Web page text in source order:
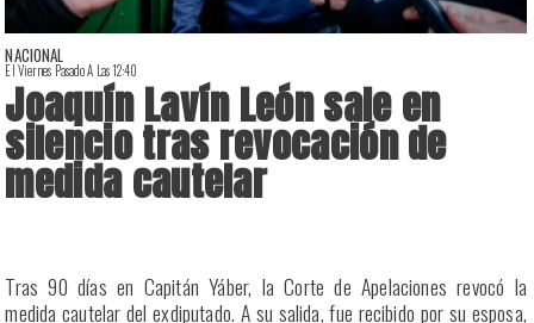
NACIONAL
El Viernes Pasado A Las 12:40
Joaquín Lavín León sale en
silencio tras revocación de
medida cautelar
Tras 90 días en Capitán Yáber, la Corte de Apelaciones revocó la
medida cautelar del exdiputado. A su salida, fue recibido por su esposa,